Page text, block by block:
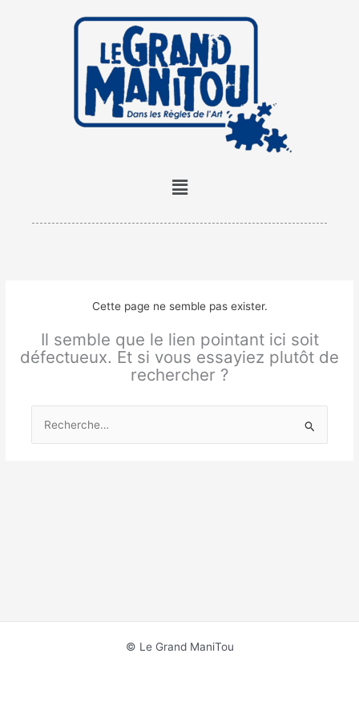
Menu
Cette page ne semble pas exister.
Il semble que le lien pointant ici soit
défectueux. Et si vous essayiez plutôt de
rechercher ?
Rechercher :
© Le Grand ManiTou